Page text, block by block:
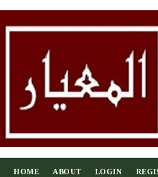
HOME ABOUT LOGIN